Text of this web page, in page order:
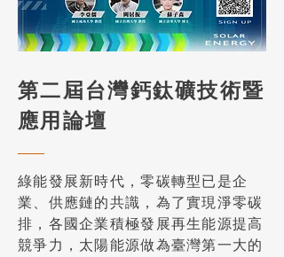
第二屆台灣鈣鈦礦技術暨
應用論壇
綠能發展新時代，零碳轉型已是企
業、供應鏈的共識，為了實現淨零碳
排，各國企業積極發展再生能源提高
競爭力，太陽能源做為臺灣第一大的